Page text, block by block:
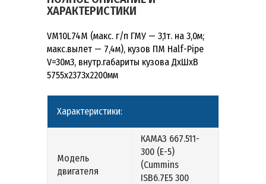
ХАРАКТЕРИСТИКИ
VM10L74M (макс. г/п ГМУ — 3,1т. на 3,0м;
макс.вылет — 7,4м), кузов ПМ Half-Pipe
V=30м3, внутр.габариты кузова ДхШхВ
5755х2373х2200мм
Характеристики:
Модель
двигателя
КАМАЗ 667.511-
300 (Е-5)
(Cummins
ISB6.7E5 300